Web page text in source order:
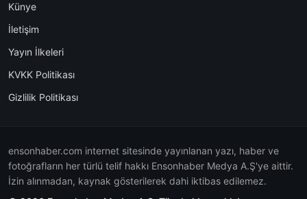
Künye
İletişim
Yayın İlkeleri
KVKK Politikası
Gizlilik Politikası
ensonhaber.com internet sitesinde yayınlanan yazı, haber ve
fotoğrafların her türlü telif hakkı Ensonhaber Medya A.Ş'ye aittir.
İzin alınmadan, kaynak gösterilerek dahi iktibas edilemez.